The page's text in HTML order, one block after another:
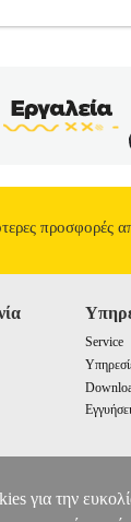
40
τραχιά κι
τα παιδιά, για
προσφορές
Service
για την